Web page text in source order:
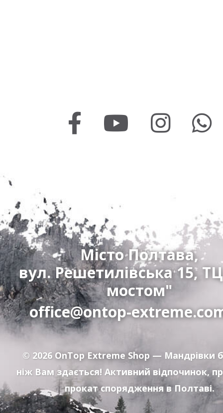
Місто Полтава,
вул. Решетилівська 15,
мостом"
office@ontop-
© 2026 OnTop Extreme Shop — Мандрівки
ніж Вам здається! Активний відпочинок,
прокат спорядження в Полтаві.